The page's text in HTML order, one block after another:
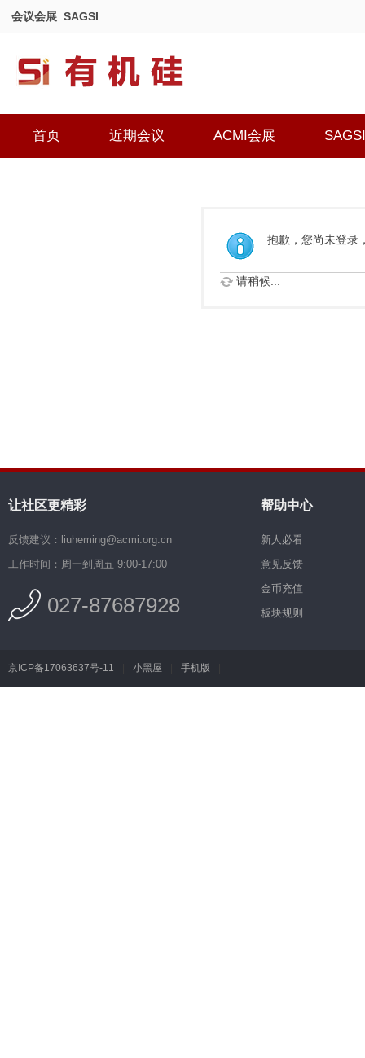
会议会展 SAGSI
首页 近期会议 ACMI会展 SAGSI
抱歉，您尚未登录
请稍候...
让社区更精彩
反馈建议：liuheming@acmi.org.cn
工作时间：周一到周五 9:00-17:00
027-87687928
帮助中心
新人必看
意见反馈
金币充值
板块规则
京ICP备17063637号-11 小黑屋 手机版